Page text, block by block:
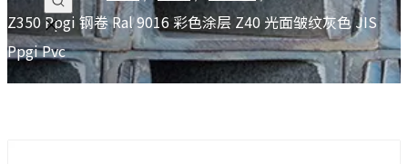
Z350 Ppgi 钢卷 Ral 9016 彩色涂层 Z40 光面皱纹灰色 JIS
Ppgi Pvc